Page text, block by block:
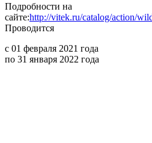
Подробности на
сайте:http://vitek.ru/catalog/action/
Проводится
с 01 февраля 2021 года
по 31 января 2022 года